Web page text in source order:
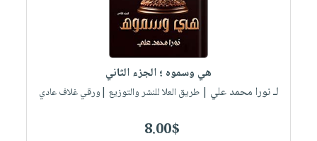
هي وسموه ؛ الجزء الثاني
لـ نورا محمد علي | طريق العلا للنشر والتوزيع |ورقي غلاف عادي
8.00$